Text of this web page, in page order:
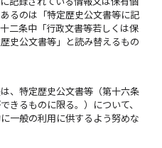
るのは「特定歴史公文書等に記
二条中「行政文書等若しくは保
史公文書等」と読み替えるもの
、特定歴史公文書等（第十六条
きるものに限る。）について、
一般の利用に供するよう努めな